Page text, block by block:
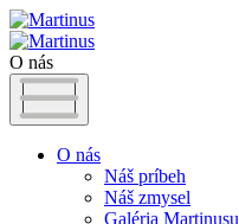
O nás
O nás
Náš príbeh
Náš zmysel
Galéria Martinusu